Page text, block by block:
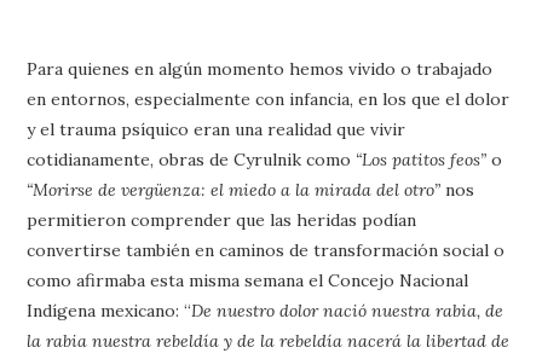
Para quienes en algún momento hemos vivido o trabajado
en entornos, especialmente con infancia, en los que el dolor
y el trauma psíquico eran una realidad que vivir
cotidianamente, obras de Cyrulnik como “Los patitos feos” o
“Morirse de vergüenza: el miedo a la mirada del otro” nos
permitieron comprender que las heridas podían
convertirse también en caminos de transformación social o
como afirmaba esta misma semana el Concejo Nacional
Indígena mexicano: “De nuestro dolor nació nuestra rabia, de
la rabia nuestra rebeldía y de la rebeldía nacerá la libertad de